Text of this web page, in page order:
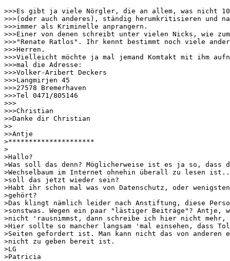
>>>Es gibt ja viele Nörgler, die an allem, was nicht
>>>(oder auch anderes), ständig herumkritisieren und
>>>immer als Kriminelle anprangern.
>>>Einer von denen schreibt unter vielen Nicks, wie
>>>"Renate Ratlos". Ihr kennt bestimmt noch viele
>>>Herren.
>>>Vielleicht möchte ja mal jemand Komtakt mit ihm
>>>mal die Adresse:
>>>Volker-Aribert Deckers
>>>Langmirjen 45
>>>27578 Bremerhaven
>>>Tel 0471/805146
>>>
>>>Christian
>>Danke dir Christian
>>
>>Antje
>*********************
>
>Hallo?
>Was soll das denn? Möglicherweise ist es ja so, dass
>Wechselbaum im Internet ohnehin überall zu lesen
>soll das jetzt wieder sein?
>Habt ihr schon mal was von Datenschutz, oder
>gehört?
>Das klingt nämlich leider nach Anstiftung, diese
>sonstwas. Wegen ein paar "lästiger Beiträge"? Antje,
>nicht 'rausnimmst, dann schreibe ich hier nicht mehr,
>Hier sollte so mancher langsam 'mal einsehen, dass
>Seiten gefordert ist. Man kann nicht das von anderen
>nicht zu geben bereit ist.
>LG
>Patricia